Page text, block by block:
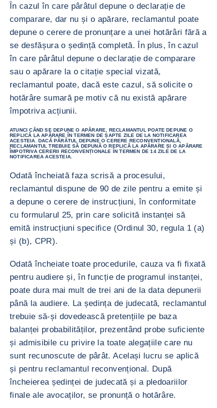
În cazul în care pârâtul depune o declarație de
comparare, dar nu și o apărare, reclamantul poate
depune o cerere de pronunțare a unei hotărâri fără a
se desfășura o ședință completă. În plus, în cazul
în care pârâtul depune o declarație de comparare
sau o apărare la o citație special vizată,
reclamantul poate, dacă este cazul, să solicite o
hotărâre sumară pe motiv că nu există apărare
împotriva acțiunii.
ATUNCI CÂND SE DEPUNE O APĂRARE, RECLAMANTUL POATE DEPUNE O
REPLICĂ LA APĂRARE ÎN TERMEN DE ȘAPTE ZILE DE LA NOTIFICAREA
ACESTEIA. DACĂ PÂRÂTUL DEPUNE O CERERE RECONVENȚIONALĂ,
RECLAMANTUL TREBUIE SĂ DEPUNĂ O REPLICĂ LA APĂRARE ȘI O APĂRARE
ÎMPOTRIVA CERERII RECONVENȚIONALE ÎN TERMEN DE 14 ZILE DE LA
NOTIFICAREA ACESTEIA.
Odată încheiată faza scrisă a procesului,
reclamantul dispune de 90 de zile pentru a emite și
a depune o cerere de instrucțiuni, în conformitate
cu formularul 25, prin care solicită instanței să
emită instrucțiuni specifice (Ordinul 30, regula 1 (a)
și (b), CPR).
Odată încheiate toate procedurile, cauza va fi fixată
pentru audiere și, în funcție de programul instanței,
poate dura mai mult de trei ani de la data depunerii
până la audiere. La ședința de judecată, reclamantul
trebuie să-și dovedească pretențiile pe baza
balanței probabilităților, prezentând probe suficiente
și admisibile cu privire la toate alegațiile care nu
sunt recunoscute de pârât. Același lucru se aplică
și pentru reclamantul reconvențional. După
încheierea ședinței de judecată și a pledoariilor
finale ale avocaților, se pronunță o hotărâre.